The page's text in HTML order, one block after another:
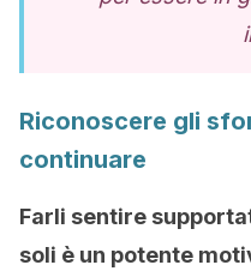
Riconoscere gli
continuare
Farli sentire
soli è un potente